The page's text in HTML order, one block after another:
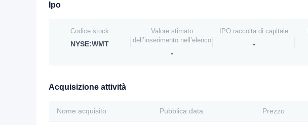
Ipo
Codice stock
NYSE:WMT
Valore stimato
dell’inserimento nell’elenco
-
IPO raccolta di capitale
-
Acquisizione attività
Nome acquisito Pubblica data Prezzo